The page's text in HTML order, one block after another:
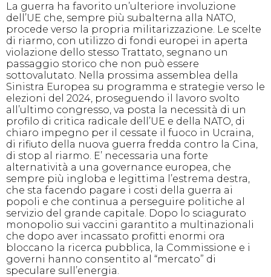
La guerra ha favorito un’ulteriore involuzione
dell’UE che, sempre più subalterna alla NATO,
procede verso la propria militarizzazione. Le scelte
di riarmo, con utilizzo di fondi europei in aperta
violazione dello stesso Trattato, segnano un
passaggio storico che non può essere
sottovalutato. Nella prossima assemblea della
Sinistra Europea su programma e strategie verso le
elezioni del 2024, proseguendo il lavoro svolto
all’ultimo congresso, va posta la necessità di un
profilo di critica radicale dell’UE e della NATO, di
chiaro impegno per il cessate il fuoco in Ucraina,
di rifiuto della nuova guerra fredda contro la Cina,
di stop al riarmo. E’ necessaria una forte
alternatività a una governance europea, che
sempre più ingloba e legittima l’estrema destra,
che sta facendo pagare i costi della guerra ai
popoli e che continua a perseguire politiche al
servizio del grande capitale. Dopo lo sciagurato
monopolio sui vaccini garantito a multinazionali
che dopo aver incassato profitti enormi ora
bloccano la ricerca pubblica, la Commissione e i
governi hanno consentito al “mercato” di
speculare sull’energia.